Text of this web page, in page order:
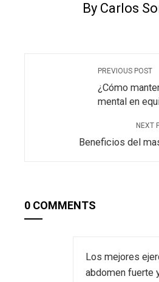
By Carlos
PREVIOUS POST
¿Cómo
mental en
NEXT
Beneficios del
0 COMMENTS
Los mejores
abdomen fuerte